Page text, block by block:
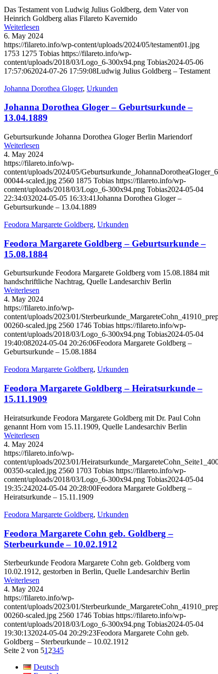
Das Testament von Ludwig Julius Goldberg, dem Vater von
Heinrich Goldberg alias Filareto Kavernido
Weiterlesen
6. May 2024
https://filareto.info/wp-content/uploads/2024/05/testament01.jpg
1753 1275 Tobias https://filareto.info/wp-
content/uploads/2018/03/Logo_6-300x94.png Tobias2024-05-06
17:57:062024-07-26 17:59:08Ludwig Julius Goldberg – Testament
Johanna Dorothea Gloger, Urkunden
Johanna Dorothea Gloger – Geburtsurkunde –
13.04.1889
Geburtsurkunde Johanna Dorothea Gloger Berlin Mariendorf
Weiterlesen
4. May 2024
https://filareto.info/wp-
content/uploads/2024/05/
00044-scaled.jpg 2560 1875 Tobias https://filareto.info/wp-
content/uploads/2018/03/Logo_6-300x94.png Tobias2024-05-04
22:34:032024-05-05 16:33:41Johanna Dorothea Gloger –
Geburtsurkunde – 13.04.1889
Feodora Margarete Goldberg, Urkunden
Feodora Margarete Goldberg – Geburtsurkunde –
15.08.1884
Geburtsurkunde Feodora Margarete Goldberg vom 15.08.1884 mit
handschriftliche Nachtrag, Quelle Landesarchiv Berlin
Weiterlesen
4. May 2024
https://filareto.info/wp-
content/uploads/2023/01/
00260-scaled.jpg 2560 1746 Tobias https://filareto.info/wp-
content/uploads/2018/03/Logo_6-300x94.png Tobias2024-05-04
19:40:082024-05-04 20:26:06Feodora Margarete Goldberg –
Geburtsurkunde – 15.08.1884
Feodora Margarete Goldberg, Urkunden
Feodora Margarete Goldberg – Heiratsurkunde –
15.11.1909
Heiratsurkunde Feodora Margarete Goldberg mit Dr. Paul Cohn
genannt Horn vom 15.11.1909, Quelle Landesarchiv Berlin
Weiterlesen
4. May 2024
https://filareto.info/wp-
content/uploads/2023/01/
00350-scaled.jpg 2560 1703 Tobias https://filareto.info/wp-
content/uploads/2018/03/Logo_6-300x94.png Tobias2024-05-04
19:35:242024-05-04 20:28:00Feodora Margarete Goldberg –
Heiratsurkunde – 15.11.1909
Feodora Margarete Goldberg, Urkunden
Feodora Margarete Cohn geb. Goldberg –
Sterbeurkunde – 10.02.1912
Sterbeurkunde Feodora Margarete Cohn geb. Goldberg vom
10.02.1912, gestorben in Berlin, Quelle Landesarchiv Berlin
Weiterlesen
4. May 2024
https://filareto.info/wp-
content/uploads/2023/01/
00260-scaled.jpg 2560 1746 Tobias https://filareto.info/wp-
content/uploads/2018/03/Logo_6-300x94.png Tobias2024-05-04
19:30:132024-05-04 20:29:23Feodora Margarete Cohn geb.
Goldberg – Sterbeurkunde – 10.02.1912
Seite 2 von 51 2345
Deutsch